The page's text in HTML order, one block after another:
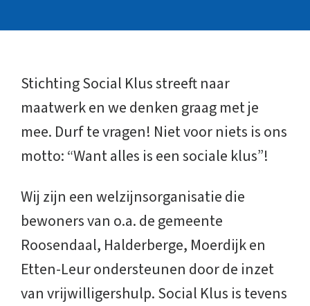
Stichting Social Klus streeft naar
maatwerk en we denken graag met je
mee. Durf te vragen! Niet voor niets is ons
motto: “Want alles is een sociale klus”!
Wij zijn een welzijnsorganisatie die
bewoners van o.a. de gemeente
Roosendaal, Halderberge, Moerdijk en
Etten-Leur ondersteunen door de inzet
van vrijwilligershulp. Social Klus is tevens